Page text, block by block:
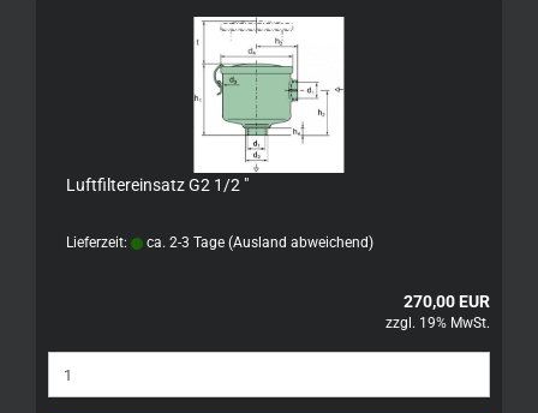
Luftfiltereinsatz G2 1/2 "
Lieferzeit: ca. 2-3 Tage (Ausland abweichend)
270,00 EUR
zzgl. 19% MwSt.